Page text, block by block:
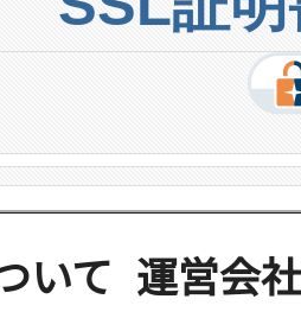
いて 運営会社